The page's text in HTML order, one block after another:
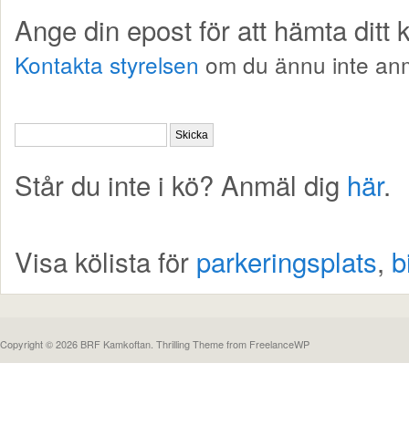
Ange din epost för att hämta ditt
Kontakta styrelsen om du ännu inte
Står du inte i kö? Anmäl dig här.
Visa kölista för parkeringsplats,
Copyright © 2026 BRF Kamkoftan. Thrilling Themefrom FreelanceWP